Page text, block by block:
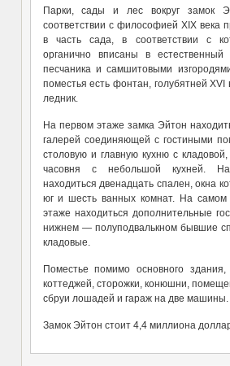
Парки, сады и лес вокруг замок
соответствии с философией XIX века
в часть сада, в соответствии с
органично вписаны в
песчаника и самшитовыми
поместья есть фонтан, голубятней
ледник.
На первом этаже замка Эйтон
галерей соединяющей с гостиными
столовую и главную кухню с
часовня с небольшой кухней.
находиться двенадцать спален, окна
юг и шесть ванных комнат. На самом
этаже находиться дополнительные
нижнем — полуподвалькном бывшие
кладовые.
Поместье помимо основного здания,
коттеджей, сторожки, конюшни,
сбруи лошадей и гараж на две машины.
Замок Эйтон стоит 4,4 миллиона